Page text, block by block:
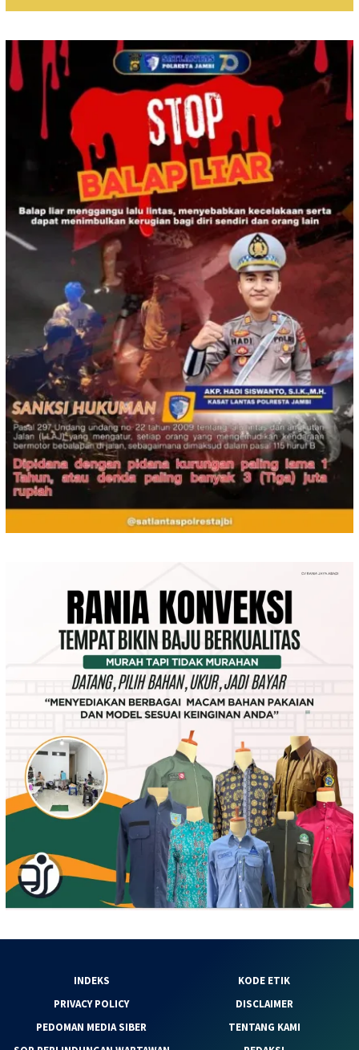
INDEKS
KODE ETIK
PRIVACY POLICY
DISCLAIMER
PEDOMAN MEDIA SIBER
TENTANG KAMI